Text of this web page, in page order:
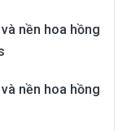
nền hoa hồng
nền hoa hồng